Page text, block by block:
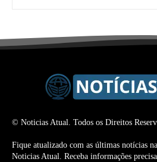
© Noticias Atual. Todos os Direitos
Fique atualizado com as últimas notícias
Noticias Atual. Receba informações